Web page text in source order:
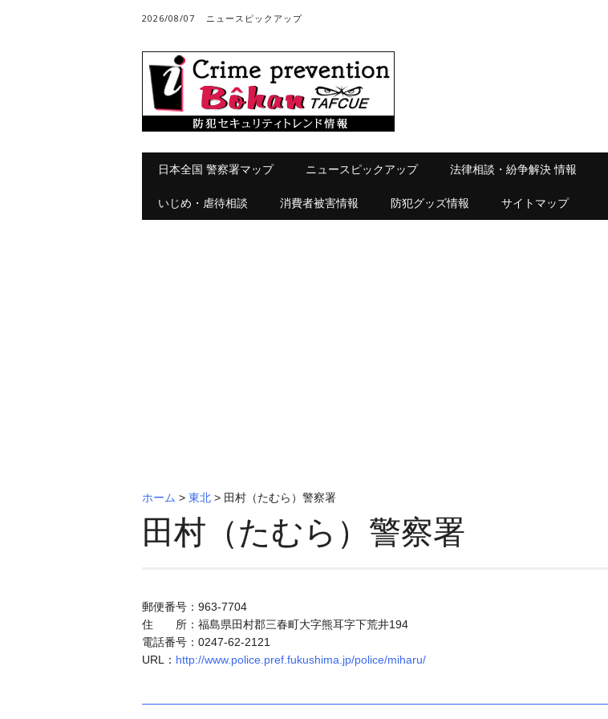
2026/08/07 ニュースピックアップ
メインメニュー
日本全国 警察署マップ ニュースピックアップ 法律相談・紛争解決 情報
いじめ・虐待相談 消費者被害情報 防犯グッズ情報 サイトマップ
ホーム > 東北> 田村（たむら）警察署
田村（たむら）警察署
郵便番号：963-7704
住 所：福島県田村郡三春町大字熊耳字下荒井194
電話番号：0247-62-2121
URL： http://www.police.pref.fukushima.jp/police/miharu/